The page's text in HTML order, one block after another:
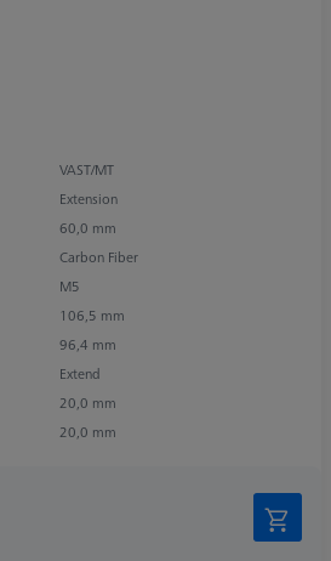
VAST/MT
Extension
60,0 mm
Carbon Fiber
M5
106,5 mm
96,4 mm
Extend
20,0 mm
20,0 mm